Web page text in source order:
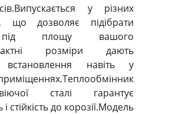
у різних
що дозволяє підібрати
площу вашого
розміри дають
встановлення навіть у
сталі гарантує
і стійкість до корозії.Модель